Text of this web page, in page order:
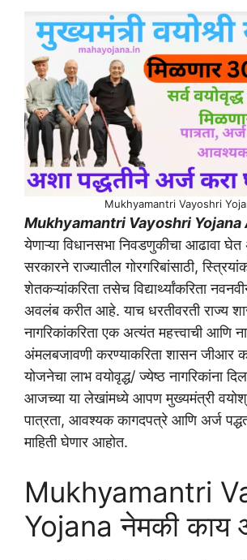
Mukhyamantri Vayoshri
Mukhyamantri Vayoshri Yojana
येणाऱ्या विधानसभा निवडणुकीचा आढावा घेत
सरकारने राज्यातील गोरगरिबांसाठी,
शेतकऱ्यांकरिता तसेच विद्यार्थ्यांकरिता
अवलंब करीत आहे. याच धरतीवरती राज्य
नागरिकांकरिता एक अत्यंत महत्त्वाची आणि
अंमलबजावणी करण्याकरिता शासन जीआर
योजनेचा लाभ वयोवृद्ध/ ज्येष्ठ नागरिकांना
आजच्या या लेखांमध्ये आपण मुख्यमंत्री
पात्रता, आवश्यक कागदपत्रे आणि अर्ज पद्धत
माहिती घेणार आहोत.
Mukhyamantri
Yojana नेमकी काय